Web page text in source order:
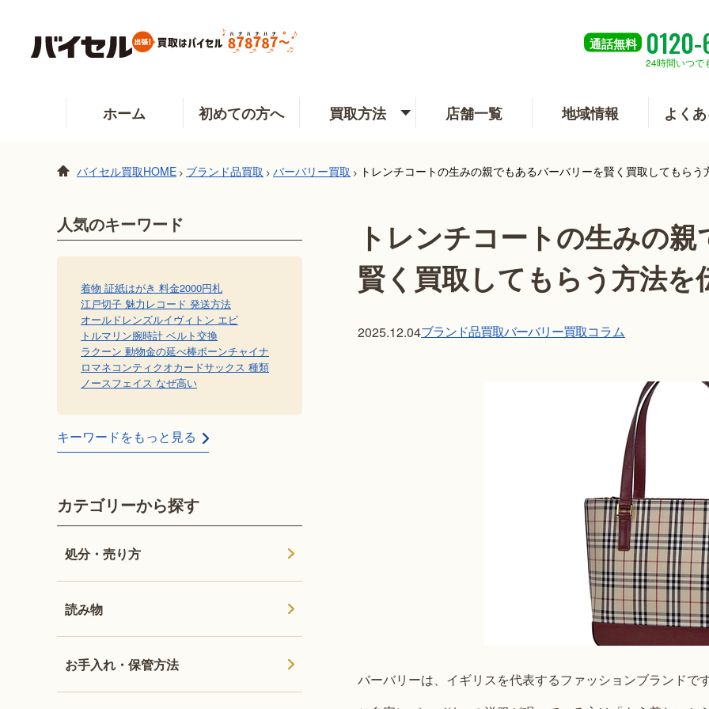
通話無料 0120-
24時間いつで
ホーム 初めての方へ 買取方法 店舗一覧 地域情報 よく
バイセル買取HOME > ブランド品買取 > バーバリー買取 > トレンチコートの生みの親でもあるバーバリーを賢く買取してもらう
トレンチコートの生みの
賢く買取してもらう方法を
2025.12.04ブランド品買取バーバリー買取コラム
バーバリーは、イギリスを代表するファッションブランドで
人気のキーワード
着物 証紙はがき 料金2000円札
江戸切子 魅力 レコード 発送方法
オールドレンズルイヴィトン エピ
トルマリン腕時計 ベルト交換
ラクーン 動物金の延べ棒ボーンチャイナ
ロマネコンティクオカードサックス 種類
ノースフェイス なぜ高い
キーワードをもっと見る
カテゴリーから探す
処分・売り方
読み物
お手入れ・保管方法